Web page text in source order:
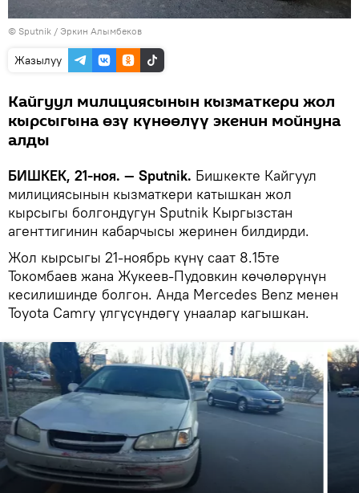
© Sputnik / Эркин Алымбеков
Жазылуу
Кайгуул милициясынын кызматкери жол
кырсыгына өзү күнөөлүү экенин мойнуна
алды
БИШКЕК, 21-ноя. — Sputnik. Бишкекте Кайгуул
милициясынын кызматкери катышкан жол
кырсыгы болгондугун Sputnik Кыргызстан
агенттигинин кабарчысы жеринен билдирди.
Жол кырсыгы 21-ноябрь күнү саат 8.15те
Токомбаев жана Жукеев-Пудовкин көчөлөрүнүн
кесилишинде болгон. Анда Mercedes Benz менен
Toyota Camry үлгүсүндөгү унаалар кагышкан.